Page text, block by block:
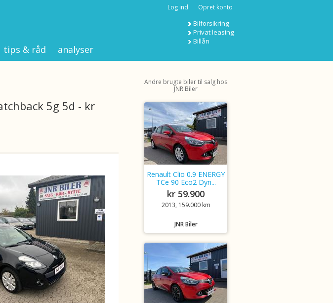
Log ind Opret konto
Bilforsikring
Privat leasing
Billån
tips & råd analyser
5g 5d - kr
Andre brugte biler til salg hos
JNR Biler
Renault Clio 0.9 ENERGY
TCe 90 Eco2 Dyn...
kr 59.900
2013, 159.000 km
JNR Biler